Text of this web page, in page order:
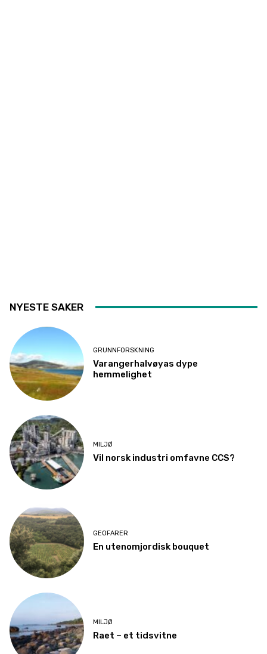
NYESTE SAKER
GRUNNFORSKNING
Varangerhalvøyas dype
hemmelighet
MILJØ
Vil norsk industri omfavne CCS?
GEOFARER
En utenomjordisk bouquet
MILJØ
Raet – et tidsvitne